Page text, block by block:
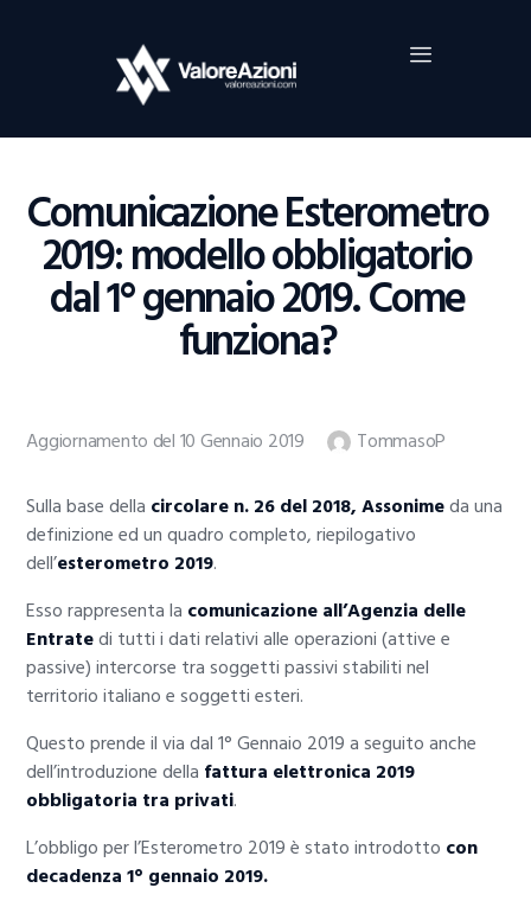
Comunicazione Esterometro
2019: modello obbligatorio
dal 1° gennaio 2019. Come
funziona?
Home
Investimenti
Borsa
Guide Al Trading
Criptovalute
Aggiornamento del 10 Gennaio 2019 TommasoP
Sulla base della circolare n. 26 del 2018, Assonimeda una
definizione ed un quadro completo, riepilogativo
dell’esterometro 2019.
Esso rappresenta la comunicazione all’Agenzia delle
Entratedi tutti i dati relativi alle operazioni (attive e
passive) intercorse tra soggetti passivi stabiliti nel
territorio italiano e soggetti esteri.
Questo prende il via dal 1° Gennaio 2019 a seguito anche
dell’introduzione della fattura elettronica 2019
obbligatoria tra privati.
L’obbligo per l’Esterometro 2019 è stato introdotto con
decadenza 1° gennaio 2019.